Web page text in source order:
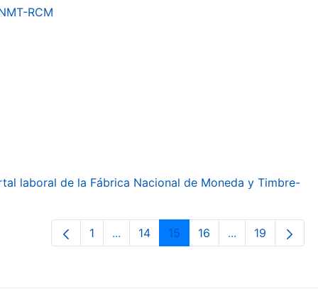
RCM
laboral de la Fábrica Nacional de Moneda y Timbre-
Page
1 ...Intermediate Pages Use TAB to
Page
14 Page
15 Page
16 ...Intermediate
Page
19